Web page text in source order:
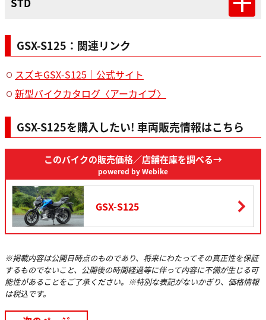
GSX-S125：関連リンク
スズキGSX-S125｜公式サイト
新型バイクカタログ〈アーカイブ〉
GSX-S125を購入したい! 車両販売情報はこちら
このバイクの販売価格／店舗在庫を調べる→
powered by Webike
GSX-S125
※掲載内容は公開日時点のものであり、将来にわたってその真正性を保証
するものでないこと、公開後の時間経過等に伴って内容に不備が生じる可
能性があることをご了承ください。※特別な表記がないかぎり、価格情報
は税込です。